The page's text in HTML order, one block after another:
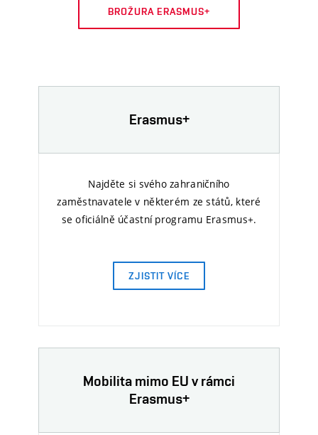
BROŽURA ERASMUS+
Erasmus+
Najděte si svého zahraničního
zaměstnavatele v některém ze států, které
se oficiálně účastní programu Erasmus+.
ZJISTIT VÍCE
Mobilita mimo EU v rámci
Erasmus+